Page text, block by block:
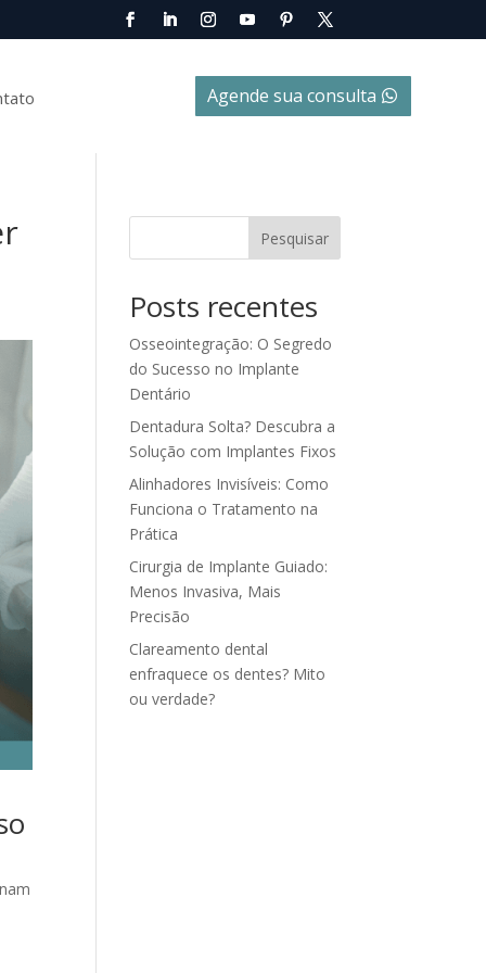
Agende sua consulta
Pesquisar
Posts recentes
Osseointegração: O Segredo
do Sucesso no Implante
Dentário
Dentadura Solta? Descubra a
Solução com Implantes Fixos
Alinhadores Invisíveis: Como
Funciona o Tratamento na
Prática
Cirurgia de Implante Guiado:
Menos Invasiva, Mais
Precisão
Clareamento dental
enfraquece os dentes? Mito
ou verdade?